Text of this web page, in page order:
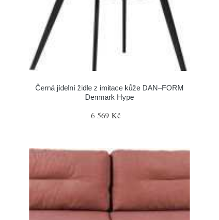
Černá jídelní židle z imitace kůže DAN–FORM
Denmark Hype
6 569 Kč